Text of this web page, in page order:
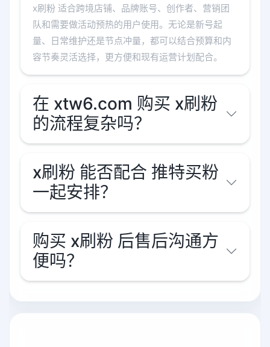
x刷粉 适合跨境店铺、品牌账号、创作者、营销团
队和需要做活动预热的用户使用。无论是新号起
量、日常维护还是节点冲量，都可以结合预算和内
容节奏灵活选择，更方便和现有运营计划配合。
在 xtw6.com 购买 x刷粉
的流程复杂吗？
x刷粉 能否配合 推特买粉
一起安排？
购买 x刷粉 后售后沟通方
便吗？